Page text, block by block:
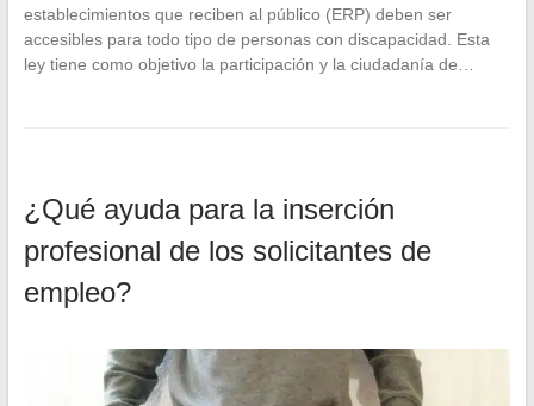
establecimientos que reciben al público (ERP) deben ser
accesibles para todo tipo de personas con discapacidad. Esta
ley tiene como objetivo la participación y la ciudadanía de…
¿Qué ayuda para la inserción
profesional de los solicitantes de
empleo?